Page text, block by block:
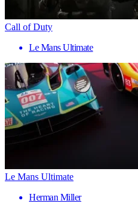
Call of Duty
Le Mans Ultimate
Le Mans Ultimate
Herman Miller